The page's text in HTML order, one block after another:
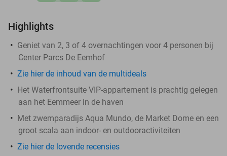
Highlights
Geniet van 2, 3 of 4 overnachtingen voor 4 personen bij
Center Parcs De Eemhof
Zie hier de inhoud van de multideals
Het Waterfrontsuite VIP-appartement is prachtig gelegen
aan het Eemmeer in de haven
Met zwemparadijs Aqua Mundo, de Market Dome en een
groot scala aan indoor- en outdooractiviteiten
Zie hier de lovende recensies